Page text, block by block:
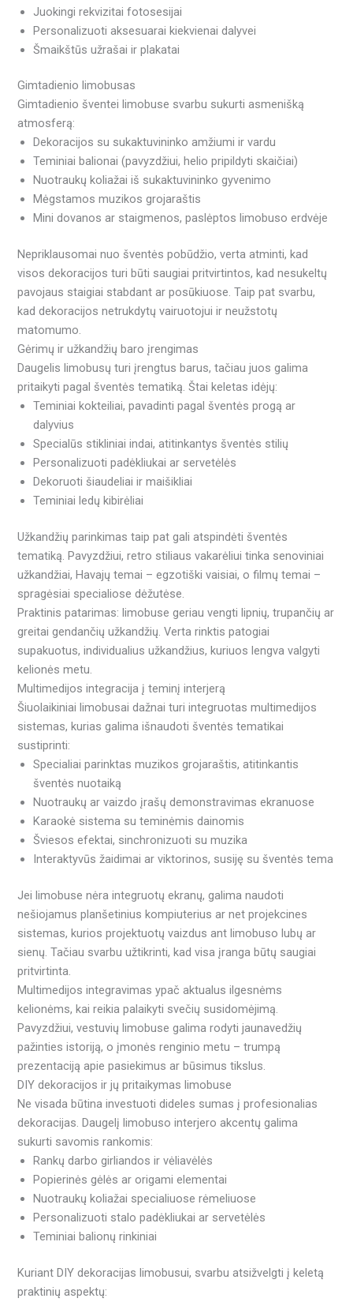
Juokingi rekvizitai fotosesijai
Personalizuoti aksesuarai kiekvienai dalyvei
Šmaikštūs užrašai ir plakatai
Gimtadienio limobusas
Gimtadienio šventei limobuse svarbu sukurti asmenišką
atmosferą:
Dekoracijos su sukaktuvininko amžiumi ir vardu
Teminiai balionai (pavyzdžiui, helio pripildyti skaičiai)
Nuotraukų koliažai iš sukaktuvininko gyvenimo
Mėgstamos muzikos grojaraštis
Mini dovanos ar staigmenos, paslėptos limobuso erdvėje
Nepriklausomai nuo šventės pobūdžio, verta atminti, kad
visos dekoracijos turi būti saugiai pritvirtintos, kad nesukeltų
pavojaus staigiai stabdant ar posūkiuose. Taip pat svarbu,
kad dekoracijos netrukdytų vairuotojui ir neužstotų
matomumo.
Gėrimų ir užkandžių baro įrengimas
Daugelis limobusų turi įrengtus barus, tačiau juos galima
pritaikyti pagal šventės tematiką. Štai keletas idėjų:
Teminiai kokteiliai, pavadinti pagal šventės progą ar
dalyvius
Specialūs stikliniai indai, atitinkantys šventės stilių
Personalizuoti padėkliukai ar servetėlės
Dekoruoti šiaudeliai ir maišikliai
Teminiai ledų kibirėliai
Užkandžių parinkimas taip pat gali atspindėti šventės
tematiką. Pavyzdžiui, retro stiliaus vakarėliui tinka senoviniai
užkandžiai, Havajų temai – egzotiški vaisiai, o filmų temai –
spragėsiai specialiose dėžutėse.
Praktinis patarimas: limobuse geriau vengti lipnių, trupančių ar
greitai gendančių užkandžių. Verta rinktis patogiai
supakuotus, individualius užkandžius, kuriuos lengva valgyti
kelionės metu.
Multimedijos integracija į teminį interjerą
Šiuolaikiniai limobusai dažnai turi integruotas multimedijos
sistemas, kurias galima išnaudoti šventės tematikai
sustiprinti:
Specialiai parinktas muzikos grojaraštis, atitinkantis
šventės nuotaiką
Nuotraukų ar vaizdo įrašų demonstravimas ekranuose
Karaokė sistema su teminėmis dainomis
Šviesos efektai, sinchronizuoti su muzika
Interaktyvūs žaidimai ar viktorinos, susiję su šventės tema
Jei limobuse nėra integruotų ekranų, galima naudoti
nešiojamus planšetinius kompiuterius ar net projekcines
sistemas, kurios projektuotų vaizdus ant limobuso lubų ar
sienų. Tačiau svarbu užtikrinti, kad visa įranga būtų saugiai
pritvirtinta.
Multimedijos integravimas ypač aktualus ilgesnėms
kelionėms, kai reikia palaikyti svečių susidomėjimą.
Pavyzdžiui, vestuvių limobuse galima rodyti jaunavedžių
pažinties istoriją, o įmonės renginio metu – trumpą
prezentaciją apie pasiekimus ar būsimus tikslus.
DIY dekoracijos ir jų pritaikymas limobuse
Ne visada būtina investuoti dideles sumas į profesionalias
dekoracijas. Daugelį limobuso interjero akcentų galima
sukurti savomis rankomis:
Rankų darbo girliandos ir vėliavėlės
Popierinės gėlės ar origami elementai
Nuotraukų koliažai specialiuose rėmeliuose
Personalizuoti stalo padėkliukai ar servetėlės
Teminiai balionų rinkiniai
Kuriant DIY dekoracijas limobusui, svarbu atsižvelgti į keletą
praktinių aspektų: